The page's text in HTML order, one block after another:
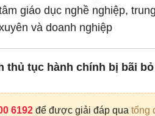
giáo dục nghề nghiệp,
và doanh nghiệp
thủ tục hành chính bị bãi
6192để được giải đáp qua tổng